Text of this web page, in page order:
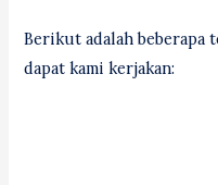
Berikut adalah beberapa
dapat kami kerjakan: